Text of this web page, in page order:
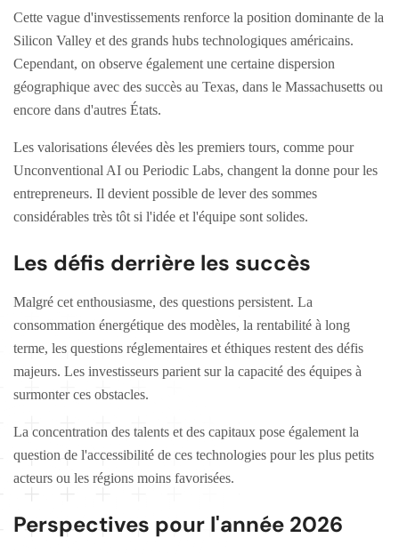
Cette vague d'investissements renforce la position dominante de la
Silicon Valley et des grands hubs technologiques américains.
Cependant, on observe également une certaine dispersion
géographique avec des succès au Texas, dans le Massachusetts ou
encore dans d'autres États.
Les valorisations élevées dès les premiers tours, comme pour
Unconventional AI ou Periodic Labs, changent la donne pour les
entrepreneurs. Il devient possible de lever des sommes
considérables très tôt si l'idée et l'équipe sont solides.
Les défis derrière les succès
Malgré cet enthousiasme, des questions persistent. La
consommation énergétique des modèles, la rentabilité à long
terme, les questions réglementaires et éthiques restent des défis
majeurs. Les investisseurs parient sur la capacité des équipes à
surmonter ces obstacles.
La concentration des talents et des capitaux pose également la
question de l'accessibilité de ces technologies pour les plus petits
acteurs ou les régions moins favorisées.
Perspectives pour l'année 2026